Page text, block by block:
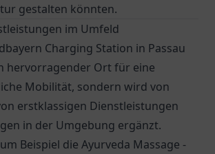
gestalten könnten.
im Umfeld
Charging Station in Passau
hervorragender Ort für eine
Mobilität, sondern wird von
erstklassigen Dienstleistungen
in der Umgebung ergänzt.
Beispiel die Ayurveda Massage -